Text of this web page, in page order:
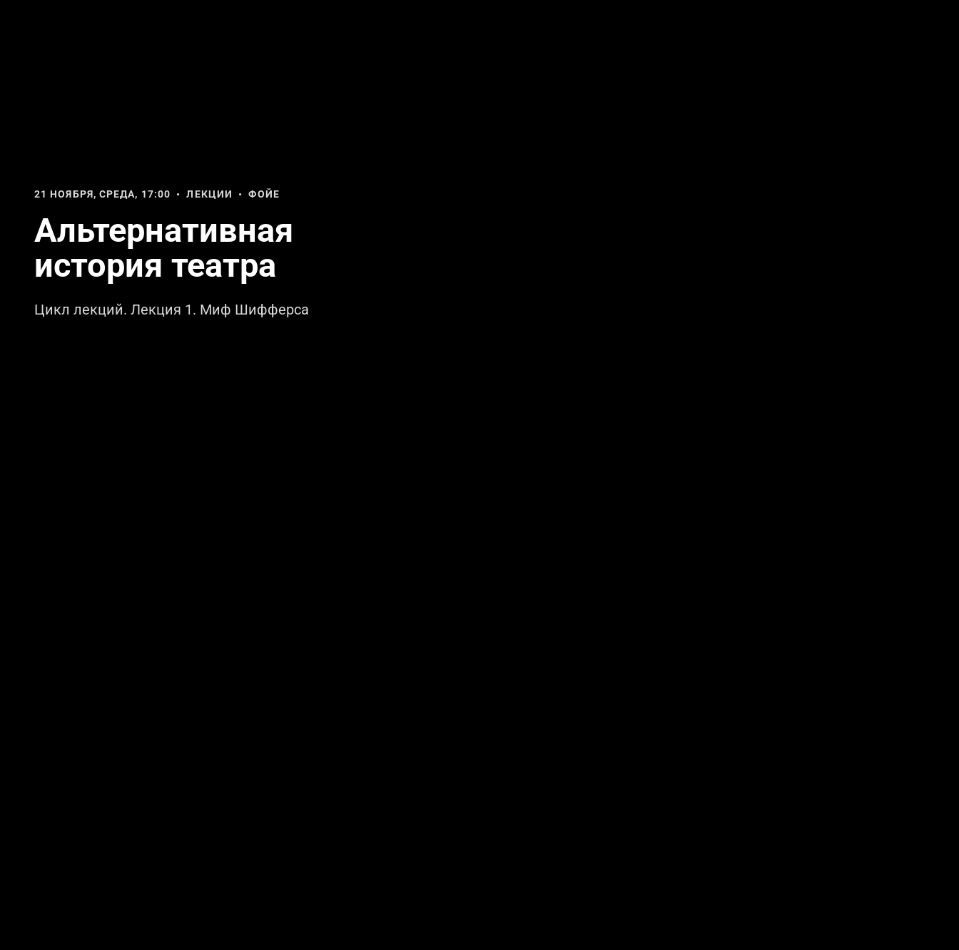
21 НОЯБРЯ, СРЕДА, 17:00 • ЛЕКЦИИ • ФОЙЕ
Альтернативная
история театра
Цикл лекций. Лекция 1. Миф Шифферса